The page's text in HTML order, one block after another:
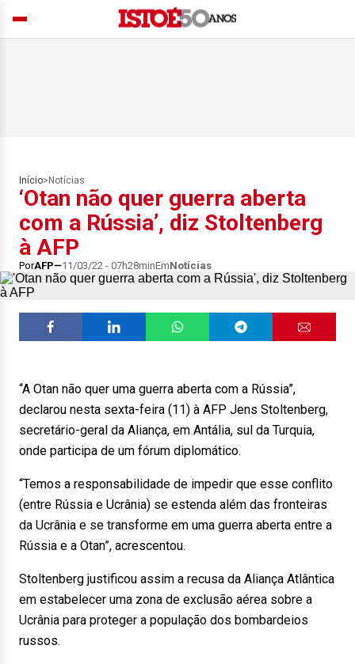
Início> Notícias
‘Otan não quer guerra aberta
com a Rússia’, diz Stoltenberg
à AFP
PorAFP 11/03/22 - 07h28minEmNotícias
“A Otan não quer uma guerra aberta com a Rússia”,
declarou nesta sexta-feira (11) à AFP Jens Stoltenberg,
secretário-geral da Aliança, em Antália, sul da Turquia,
onde participa de um fórum diplomático.
“Temos a responsabilidade de impedir que esse conflito
(entre Rússia e Ucrânia) se estenda além das fronteiras
da Ucrânia e se transforme em uma guerra aberta entre a
Rússia e a Otan”, acrescentou.
Stoltenberg justificou assim a recusa da Aliança Atlântica
em estabelecer uma zona de exclusão aérea sobre a
Ucrânia para proteger a população dos bombardeios
russos.